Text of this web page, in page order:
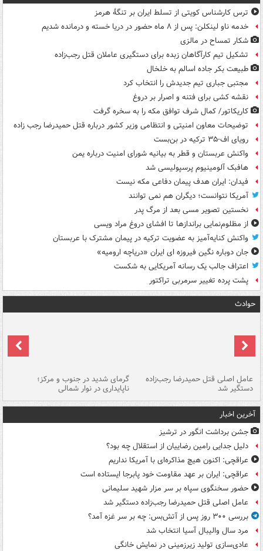
ترس کارشناس کویتی از تسلط ایران بر تنگۀ هرمز
خدمه ناو لینکلن: پس از ۸ ماه حضور در دریا خسته و درمانده‌ شدیم
شکار تمساح در مالزی
تشکیل تیم کارآگاهان زبده برای دستگیری عاملان قتل رجب‌زاده
طبیعت بکر جاده اسالم به خلخال
مجتبی جباری تیم جدیدش را انتخاب کرد
نقشه کشی برای فتنه و اصرار بر دروغ
کاریکاتور/ کمال شرف توافق مکه را به سخره گرفت
توضیحات معاون امنیتی و انتظامی وزیر کشور درباره قتل حمیدرضا رجب زاده
رویای اف-۳۵ ترکیه در بن‌بست
واکنش عربستان و قطر به بیانیه شورای امنیت درباره یمن
هافبک آلومینیوم پرسپولیسی شد
فیدان: ایران هدف پیمان دفاعی مکه نیست
آمریکا نتوانست؛ دیگران هم نمی توانند
نخستین تصویر مسی بعد از مرگ پدر
از مظلوم‌نمایی براندازها تا افشای دروغ مراد ویسی
واکنش کنایه‌آمیز به عضویت ترکیه در پیمان مشترک با عربستان
جان دوباره نگین فیروزه ای ایران «دریاچه ارومیه»
اعتراف جالب یک رسانه آمریکایی به شکست
پشت پرده تغییر سرمربی تراکتور
حوادث
عامل اصلی قتل حمیدرضا رجب‌زاده
دستگیر شد
گرمای شدید در جنوب و مرکز؛
ناپایداری در نوار شمالی
آخرین اخبار
جشن برداشت انگور در ترشیز
دلیل جدایی رامین رضاییان از استقلال چه بود؟
عراقچی: اکنون هیچ مذاکره‌ای با آمریکا نداریم
عراقچی: ایران بر عهد مقاومت خود پابرجا ایستاده است
حضور سخنگوی سپاه بر سر مزار شهید سلیمانی
عامل اصلی قتل حمیدرضا رجب‌زاده دستگیر شد
بررسی ۳۰۰ روز پس از آتش‌بس: چه بر سر غزه آمد؟
مرد سال والیبال آسیا انتخاب شد
عادی‌سازی تولید زیرزمینی در نمایش خانگی